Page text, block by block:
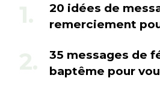
20 idées de
remerciement
35 messages de
baptême pour